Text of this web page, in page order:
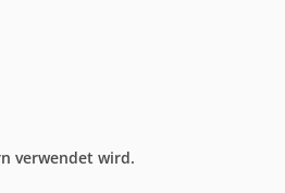
verwendet wird.